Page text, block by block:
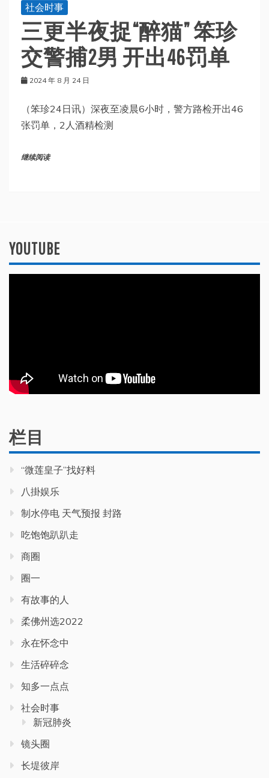
社会时事
三更半夜捉“醉猫” 笨珍
交警捕2男 开出46罚单
2024 年 8 月 24 日
（笨珍24日讯）深夜至凌晨6小时，警方路检开出46
张罚单，2人酒精检测
继续阅读
YOUTUBE
栏目
“微莲皇子”找好料
八掛娱乐
制水停电 天气预报 封路
吃饱饱趴趴走
商圈
圈一
有故事的人
柔佛州选2022
永在怀念中
生活碎碎念
知多一点点
社会时事
新冠肺炎
镜头圈
长堤彼岸